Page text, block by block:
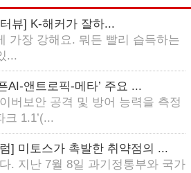
뷰] K-해커가 잘하...
가장 강해요. 뭐든 빨리 습득하는
...
AI-앤트로픽-메타’ 주요 ...
버보안 공격 및 방어 능력을 측정
크 1.1’(...
] 미토스가 촉발한 취약점의 ...
. 지난 7월 8일 과기정통부와 국가